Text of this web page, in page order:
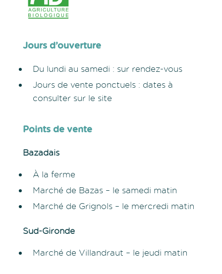
Jours d’ouverture
Du lundi au samedi : sur rendez-vous
Jours de vente ponctuels : dates à
consulter sur le site
Points de vente
Bazadais
À la ferme
Marché de Bazas – le samedi matin
Marché de Grignols – le mercredi matin
Sud-Gironde
Marché de Villandraut – le jeudi matin